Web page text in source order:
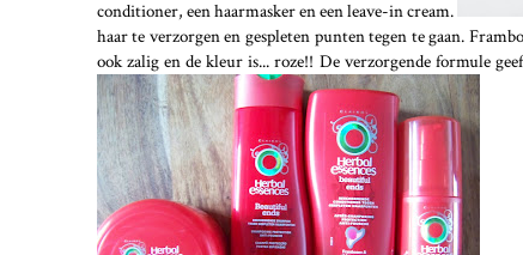
conditioner, een haarmasker en een leave-in cream.
haar te verzorgen en gespleten punten tegen te gaan.
ook zalig en de kleur is... roze!! De verzorgende formule